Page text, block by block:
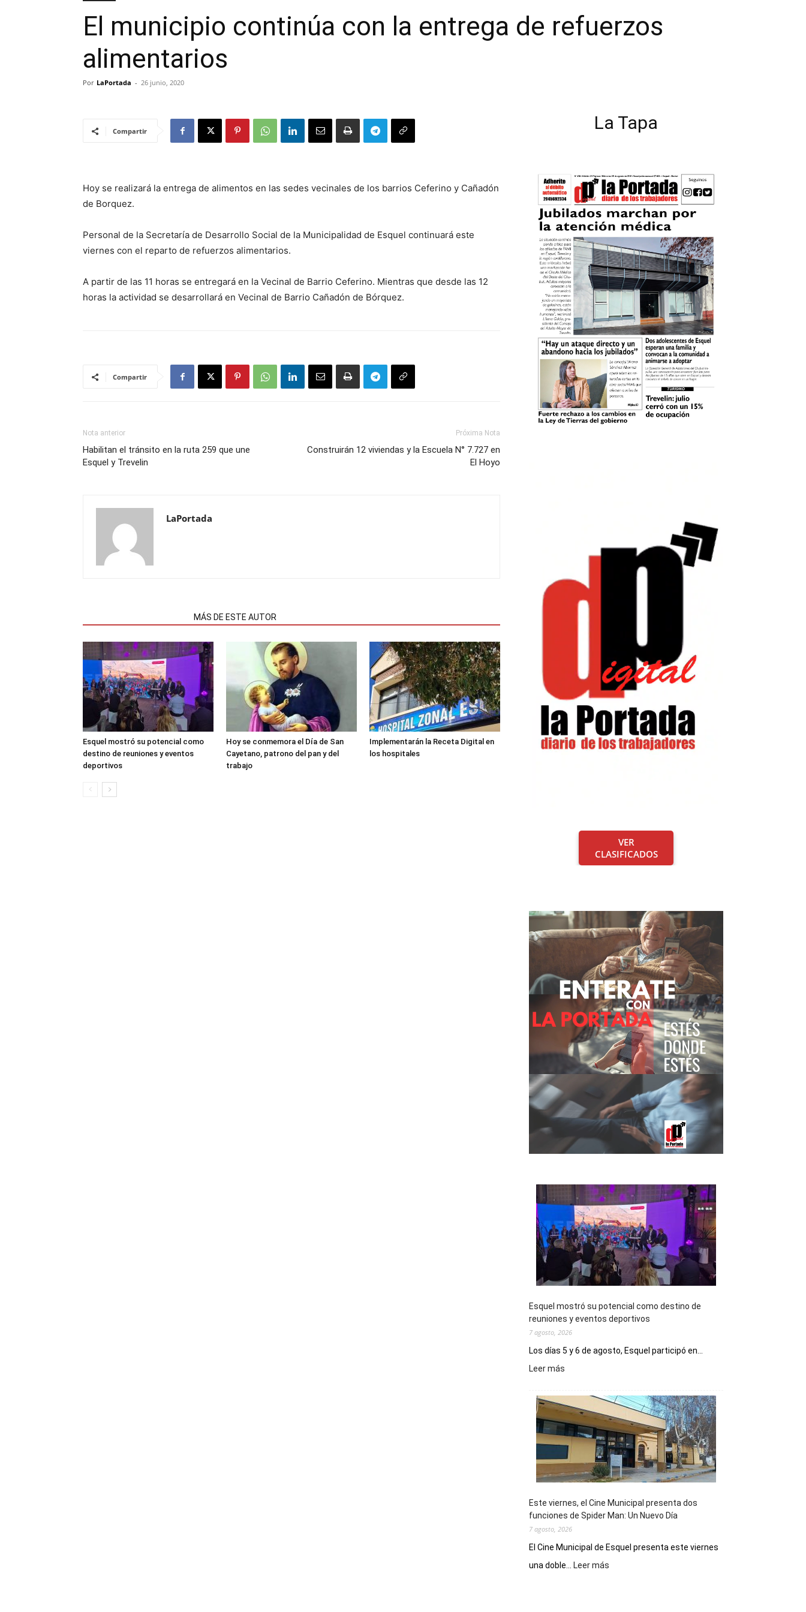
El municipio continúa con la entrega de refuerzos
alimentarios
Por LaPortada - 26 junio, 2020
Compartir
Hoy se realizará la entrega de alimentos en las sedes vecinales de los barrios Ceferino y Cañadón
de Borquez.
Personal de la Secretaría de Desarrollo Social de la Municipalidad de Esquel continuará este
viernes con el reparto de refuerzos alimentarios.
A partir de las 11 horas se entregará en la Vecinal de Barrio Ceferino. Mientras que desde las 12
horas la actividad se desarrollará en Vecinal de Barrio Cañadón de Bórquez.
Compartir
Nota anterior
Habilitan el tránsito en la ruta 259 que une
Esquel y Trevelin
Próxima Nota
Construirán 12 viviendas y la Escuela N° 7.727 en
El Hoyo
LaPortada
MÁS DE ESTE AUTOR
Esquel mostró su potencial como
destino de reuniones y eventos
deportivos
Hoy se conmemora el Día de San
Cayetano, patrono del pan y del
trabajo
Implementarán la Receta Digital en
los hospitales
La Tapa
VER
CLASIFICADOS
Esquel mostró su potencial como destino de
reuniones y eventos deportivos
7 agosto, 2026
Los días 5 y 6 de agosto, Esquel participó en...
Leer más
su
potencial
como
destino
de
reuniones
y
deportivos
Este viernes, el Cine Municipal presenta dos
funciones de Spider Man: Un Nuevo Día
7 agosto, 2026
El Cine Municipal de Esquel presenta este viernes
una doble...
Leer más